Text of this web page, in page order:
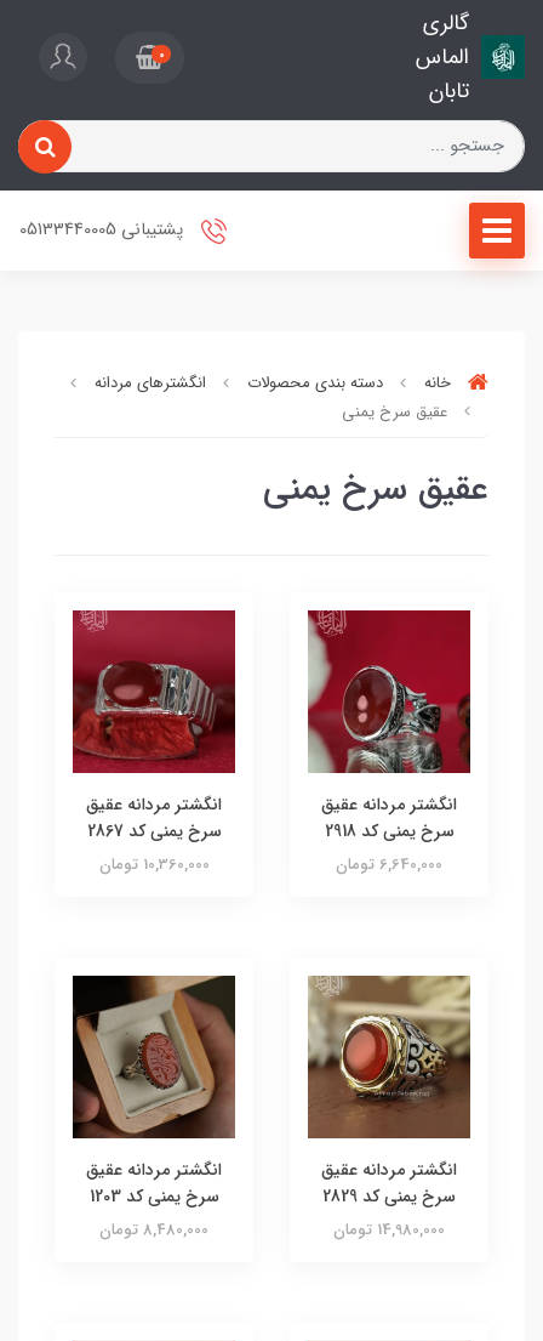
گالری
الماس
تابان
0
پشتیبانی 05133440005
خانه دسته بندی محصولات انگشترهای مردانه
عقیق سرخ یمنی
عقیق سرخ یمنی
انگشتر مردانه عقیق
سرخ یمنی کد 2918
6,640,000 تومان
انگشتر مردانه عقیق
سرخ یمنی کد 2867
10,360,000 تومان
انگشتر مردانه عقیق
سرخ یمنی کد 2829
14,980,000 تومان
انگشتر مردانه عقیق
سرخ یمنی کد 1203
8,480,000 تومان